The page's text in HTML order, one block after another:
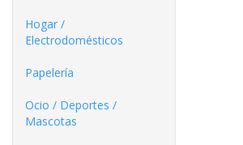
Hogar /
Electrodomésticos
Papelería
Ocio / Deportes /
Mascotas